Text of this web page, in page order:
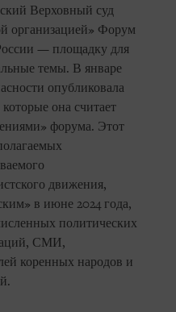
Верховный суд
организацией» Форум
— площадку для
темы. В январе
опубликовала
она считает
форума. Этот
движения,
в июне 2024 года,
политических
СМИ,
коренных народов и